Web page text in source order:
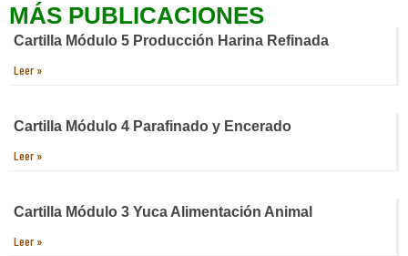
MÁS PUBLICACIONES
Cartilla Módulo 5 Producción Harina Refinada
Leer »
Cartilla Módulo 4 Parafinado y Encerado
Leer »
Cartilla Módulo 3 Yuca Alimentación Animal
Leer »